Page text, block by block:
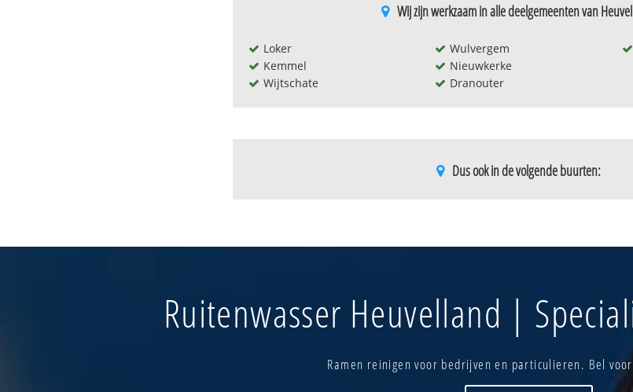
Wij zijn werkzaam in alle deelgemeenten van
Loker
Kemmel
Wijtschate
Wulvergem
Nieuwkerke
Dranouter
Dus ook in de volgende buurten:
Galooie
Hille
kroonaardhoek
Monteberg
Noordhoek
Ruitenwasser Heuvelland |
Ramen reinigen voor bedrijven en particulieren. Bel